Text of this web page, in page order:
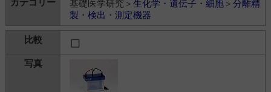
基礎医学研究＞ 生化学・遺伝子・細胞＞ 分離精
製・検出・測定機器